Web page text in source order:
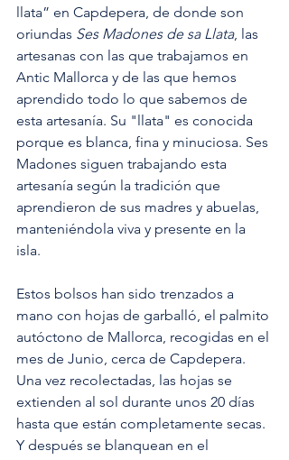
llata” en Capdepera, de donde son
oriundas Ses Madones de sa Llata, las
artesanas con las que trabajamos en
Antic Mallorca y de las que hemos
aprendido todo lo que sabemos de
esta artesanía. Su "llata" es conocida
porque es blanca, fina y minuciosa. Ses
Madones siguen trabajando esta
artesanía según la tradición que
aprendieron de sus madres y abuelas,
manteniéndola viva y presente en la
isla.
Estos bolsos han sido trenzados a
mano con hojas de garballó, el palmito
autóctono de Mallorca, recogidas en el
mes de Junio, cerca de Capdepera.
Una vez recolectadas, las hojas se
extienden al sol durante unos 20 días
hasta que están completamente secas.
Y después se blanquean en el